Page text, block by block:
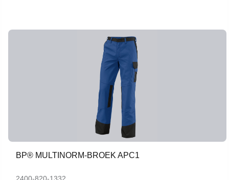
BP® MULTINORM-BROEK APC1